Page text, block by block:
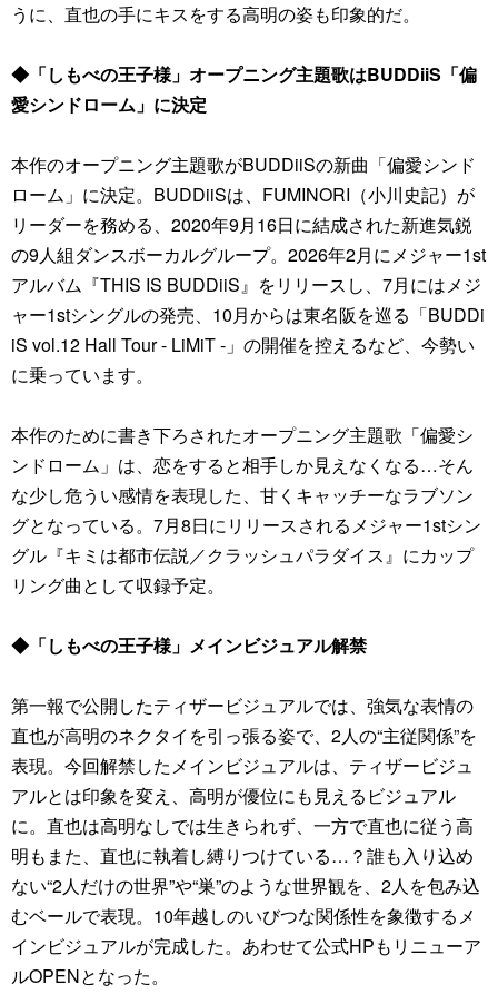
うに、直也の手にキスをする高明の姿も印象的だ。
◆「しもべの王子様」オープニング主題歌はBUDDiiS「偏
愛シンドローム」に決定
本作のオープニング主題歌がBUDDiiSの新曲「偏愛シンド
ローム」に決定。BUDDiiSは、FUMINORI（小川史記）が
リーダーを務める、2020年9月16日に結成された新進気鋭
の9人組ダンスボーカルグループ。2026年2月にメジャー1st
アルバム『THIS IS BUDDiiS』をリリースし、7月にはメジ
ャー1stシングルの発売、10月からは東名阪を巡る「BUDDi
iS vol.12 Hall Tour - LiMiT -」の開催を控えるなど、今勢い
に乗っています。
本作のために書き下ろされたオープニング主題歌「偏愛シ
ンドローム」は、恋をすると相手しか見えなくなる…そん
な少し危うい感情を表現した、甘くキャッチーなラブソン
グとなっている。7月8日にリリースされるメジャー1stシン
グル『キミは都市伝説／クラッシュパラダイス』にカップ
リング曲として収録予定。
◆「しもべの王子様」メインビジュアル解禁
第一報で公開したティザービジュアルでは、強気な表情の
直也が高明のネクタイを引っ張る姿で、2人の“主従関係”を
表現。今回解禁したメインビジュアルは、ティザービジュ
アルとは印象を変え、高明が優位にも見えるビジュアル
に。直也は高明なしでは生きられず、一方で直也に従う高
明もまた、直也に執着し縛りつけている…？誰も入り込め
ない“2人だけの世界”や“巣”のような世界観を、2人を包み込
むベールで表現。10年越しのいびつな関係性を象徴するメ
インビジュアルが完成した。あわせて公式HPもリニューア
ルOPENとなった。